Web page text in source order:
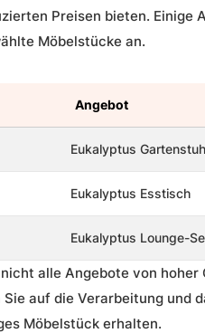
Preisen bieten. Einige
Möbelstücke an.
Angebot
Eukalyptus
Eukalyptus Esstisch
Eukalyptus Lounge-
alle Angebote von
auf die Verarbeitung und
Möbelstück erhalten.